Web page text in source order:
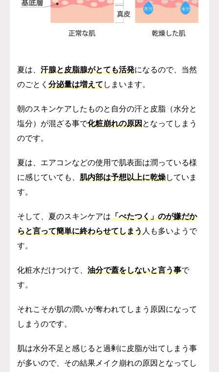
夏は、 汗腺と皮脂腺がとても活発になるので、当然
のごとく 分泌量は増えてしまいます。
朝のスキンケアしたものと自分の汗と皮脂（水分と
塩分）が混ざる事で化粧崩れの原因となってしまう
のです。
夏は、エアコンなどの使用で肌表面は潤っている様
に感じていても、 肌内部は予想以上に乾燥していま
す。
そして、夏のスキンケアは「べたつく」のが嫌だか
らと言って簡単に終わらせてしまう人も多いようで
す。
化粧水だけつけて、 油分で蓋をしないと言う事で
す。
それこそが肌の潤いが奪われてしまう原因になって
しまうのです。
肌は水分不足と感じると過剰に皮脂が出てしまう事
が多いので、その結果メイク崩れの原因となってし